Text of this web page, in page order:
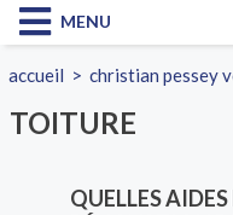
MENU
accueil >christian pessey
TOITURE
QUELLES